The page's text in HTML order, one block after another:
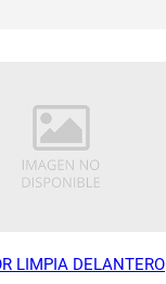
LIMPIA DELANTERO